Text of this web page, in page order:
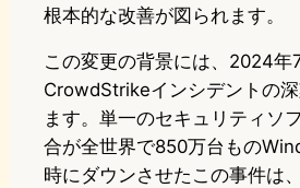
根本的な改善が図られます。
この変更の背景には、2024年
CrowdStrikeインシデントの
ます。単一のセキュリティソ
合が全世界で850万台もの
時にダウンさせたこの事件は